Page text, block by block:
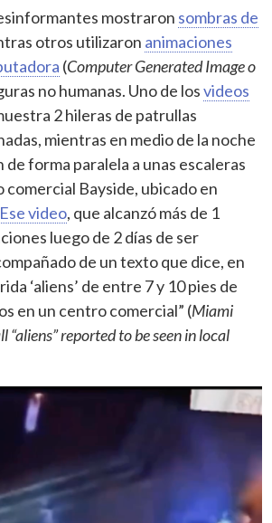
mostraron sombras de
otros utilizaron animaciones
(Computer Generated Image o
no humanas. Uno de losvideos
2 hileras de patrullas
mientras en medio de la noche
de forma paralela a unas escaleras
comercial Bayside, ubicado en
Ese video, que alcanzó más de 1
luego de 2 días de ser
de un texto que dice, en
‘aliens’ de entre 7 y 10 pies de
en un centro comercial” (Miami
reported to be seen in local